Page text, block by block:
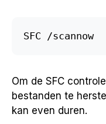
SFC /scannow
Om de SFC
bestanden te
kan even duren.